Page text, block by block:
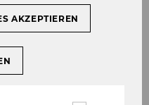
AKZEPTIEREN